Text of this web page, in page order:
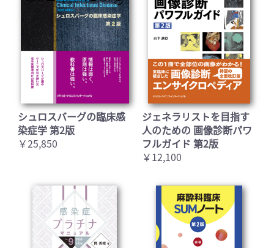
シュロスバーグの臨床感
染症学 第2版
￥25,850
ジェネラリストを目指す
人のための 画像診断パワ
フルガイド 第2版
￥12,100